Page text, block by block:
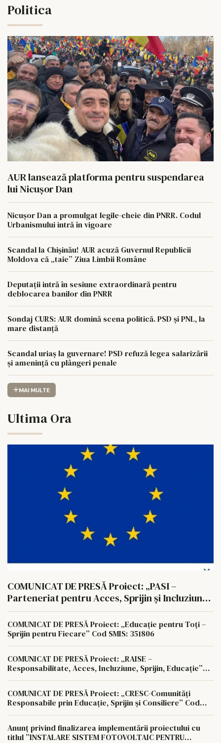
Politica
AUR lansează platforma pentru suspendarea
lui Nicușor Dan
Nicușor Dan a promulgat legile-cheie din PNRR. Codul
Urbanismului intră în vigoare
Scandal la Chișinău! AUR acuză Guvernul Republicii
Moldova că „taie” Ziua Limbii Române
Deputații intră în sesiune extraordinară pentru
deblocarea banilor din PNRR
Sondaj CURS: AUR domină scena politică. PSD și PNL, la
mare distanță
Scandal uriaș la guvernare! PSD refuză legea salarizării
și amenință cu plângeri penale
MAI MULTE
Ultima Ora
COMUNICAT DE PRESĂ Proiect: „PASI –
Parteneriat pentru Acces, Sprijin și Incluziune”
Cod SMIS: 351753
COMUNICAT DE PRESĂ Proiect: „Educație pentru Toți –
Sprijin pentru Fiecare” Cod SMIS: 351806
COMUNICAT DE PRESĂ Proiect: „RAISE –
Responsabilitate, Acces, Incluziune, Sprijin, Educație”
COMUNICAT DE PRESĂ Proiect: „CRESC-Comunități
Responsabile prin Educație, Sprijin și Consiliere” Cod
Anunț privind finalizarea implementării proiectului cu
titlul ”INSTALARE SISTEM FOTOVOLTAIC PENTRU